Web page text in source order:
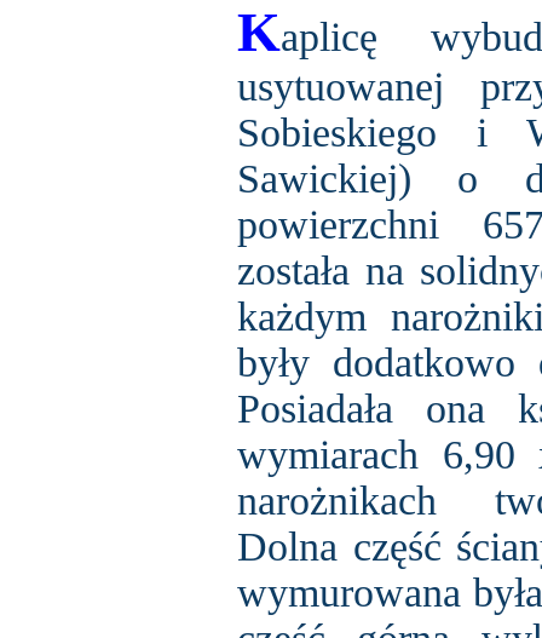
Kaplicę
usytuowanej
Sobieskiego i
Sawickiej) o
powierzchni
została na
każdym
były dodatkowo
Posiadała ona
wymiarach
narożnikach
Dolna część
wymurowana